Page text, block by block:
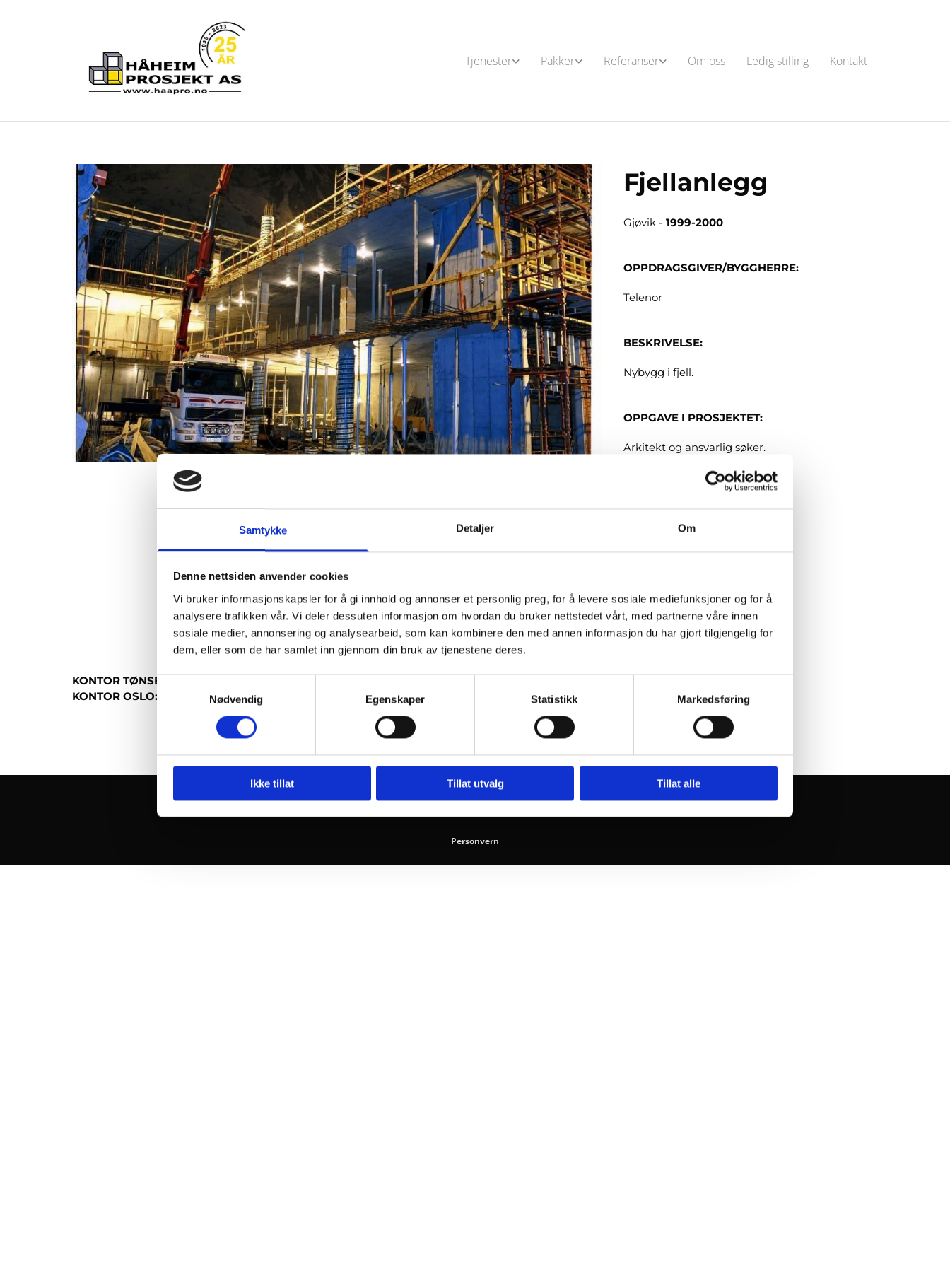
Samtykke Detaljer Om
Denne nettsiden anvender cookies
Vi bruker informasjonskapsler for å gi innhold og annonser et personlig preg, for å levere sosiale mediefunksjoner og for å
analysere trafikken vår. Vi deler dessuten informasjon om hvordan du bruker nettstedet vårt, med partnerne våre innen
sosiale medier, annonsering og analysearbeid, som kan kombinere den med annen informasjon du har gjort tilgjengelig for
dem, eller som de har samlet inn gjennom din bruk av tjenestene deres.
Samtykkevalg
Nødvendig
Egenskaper Statistikk Markedsføring
Ikke tillat Tillat utvalg Tillat alle
Tjenester Pakker Referanser Om oss Ledig stilling Kontakt
Fjellanlegg
Gjøvik - 1999-2000
OPPDRAGSGIVER/BYGGHERRE:
Telenor
BESKRIVELSE:
Nybygg i fjell.
OPPGAVE I PROSJEKTET:
Arkitekt og ansvarlig søker.
PROSJEKTOMFANG:
Ca 1200 m2
Gå tilbake
KONTOR TØNSBERG:
KONTOR OSLO: Lilleakerveien 2C, 0283 Oslo
Personvern